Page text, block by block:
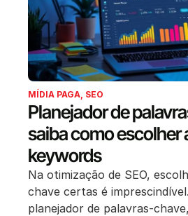
MÍDIA PAGA SEO
Planejador de
saiba como escolher
keywords
Na otimização de SEO,
chave certas é
planejador de palavras-